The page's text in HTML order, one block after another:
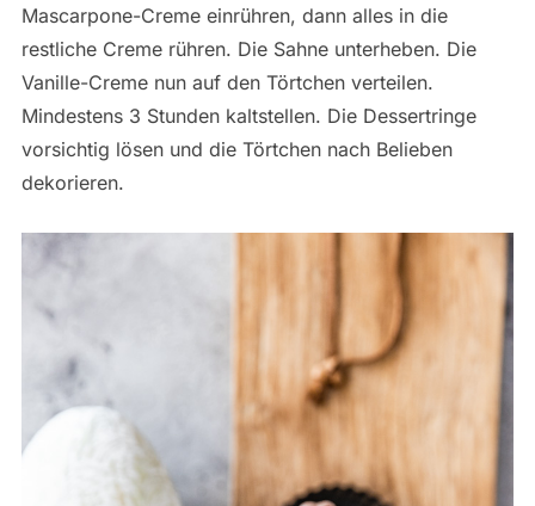
Mascarpone-Creme einrühren, dann alles in die
restliche Creme rühren. Die Sahne unterheben. Die
Vanille-Creme nun auf den Törtchen verteilen.
Mindestens 3 Stunden kaltstellen. Die Dessertringe
vorsichtig lösen und die Törtchen nach Belieben
dekorieren.